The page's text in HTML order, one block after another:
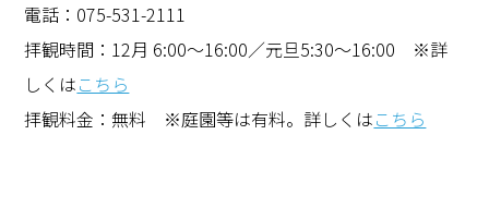
電話：075-531-2111
拝観時間：12月 6:00〜16:00／元旦5:30〜16:00 ※詳
しくはこちら
拝観料金：無料 ※庭園等は有料。詳しくはこちら